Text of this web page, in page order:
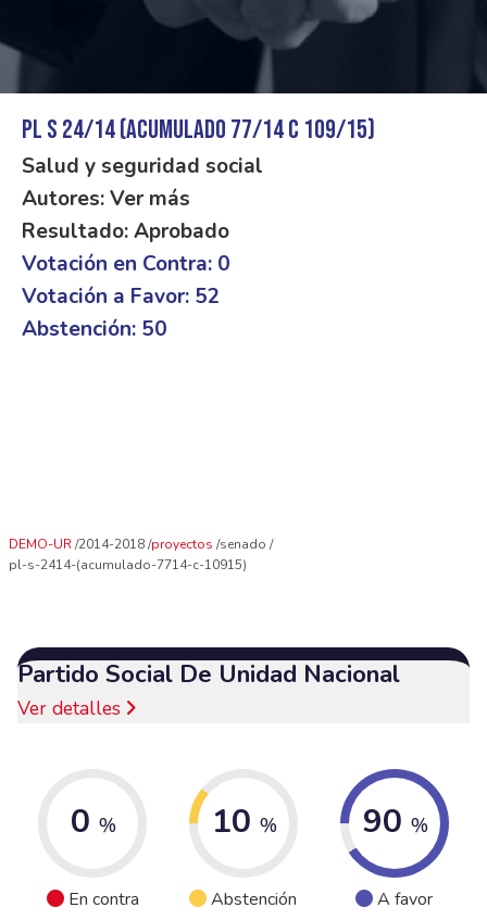
PL S 24/14 (Acumulado 77/14 C 109/15)
Salud y seguridad social
Autores: Ver más
Resultado: Aprobado
Votación en Contra: 0
Votación a Favor: 52
Abstención: 50
DEMO-UR 2014-2018 proyectos senado
pl-s-2414-(acumulado-7714-c-10915)
Partido Social De Unidad Nacional
Ver detalles
0 %
En contra
10 %
Abstención
90 %
A favor